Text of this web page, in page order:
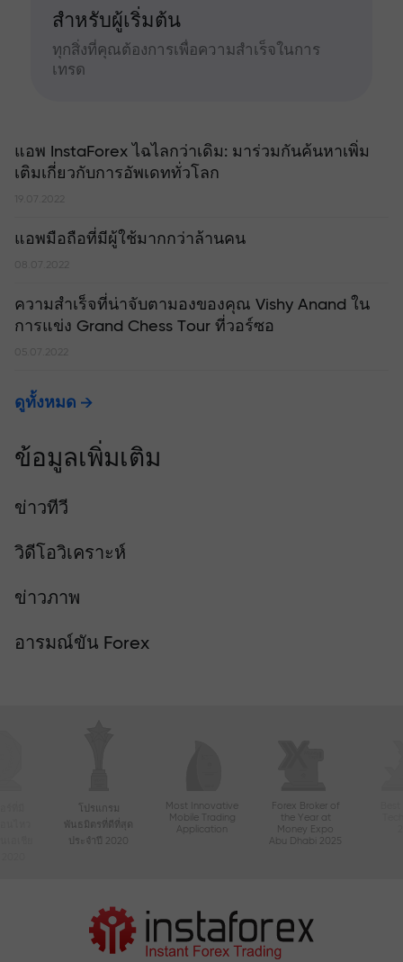
สำหรับผู้เริ่มต้น
ทุกสิ่งที่คุณต้องการเพื่อความสำเร็จในการ
เทรด
แอพ InstaForex ไฉไลกว่าเดิม: มาร่วมกันค้นหาเพิ่ม
เติมเกี่ยวกับการอัพเดททั่วโลก
19.07.2022
แอพมือถือที่มีผู้ใช้มากกว่าล้านคน
08.07.2022
ความสำเร็จที่น่าจับตามองของคุณ Vishy Anand ใน
การแข่ง Grand Chess Tour ที่วอร์ซอ
ดูทั้งหมด
ข้อมูลเพิ่มเติม
ข่าวทีวี
วิดีโอวิเคราะห์
ข่าวภาพ
อารมณ์ขัน Forex
โปรแกรม
พันธมิตรที่ดีที่สุด
ประจำปี 2020
Most Innovative
Mobile Trading
Application
Forex Broker of
the Year at
Money Expo
Abu Dhabi 2025